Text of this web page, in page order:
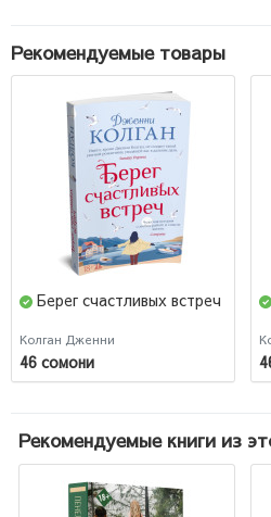
Рекомендуемые товары
Берег счастливых встреч
Колган Дженни
46 сомони
Рекомендуемые книги из